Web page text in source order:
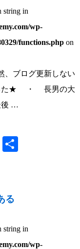
string in
wp-
functions.php on
、ブログ更新しない
った★ ・ 長男の大
後 …
Pinterest
る
string in
wp-